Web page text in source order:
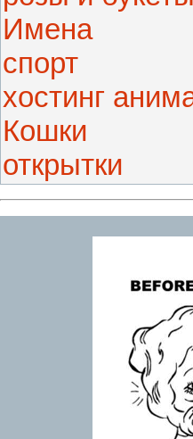
Имена
спорт
хостинг
Кошки
открытки